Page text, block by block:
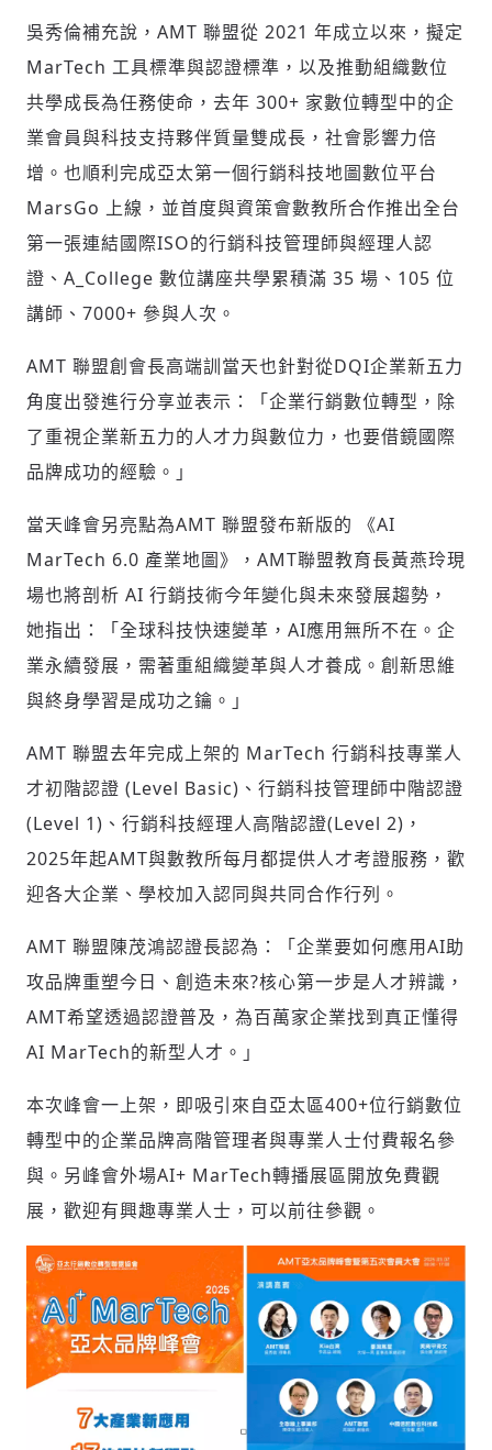
登入或註冊
歡迎您加入《旭時報》
掌握國際政經脈動
參與下一波全球科技革命
輸入 Email 驗證碼
請輸入發送到的驗證碼
(十分鐘內有效)
吳秀倫補充說，AMT 聯盟從 2021 年成立以來，擬定
MarTech 工具標準與認證標準，以及推動組織數位
共學成長為任務使命，去年 300+ 家數位轉型中的企
業會員與科技支持夥伴質量雙成長，社會影響力倍
增。也順利完成亞太第一個行銷科技地圖數位平台
MarsGo 上線，並首度與資策會數教所合作推出全台
第一張連結國際ISO的行銷科技管理師與經理人認
證、A_College 數位講座共學累積滿 35 場、105 位
講師、7000+ 參與人次。
AMT 聯盟創會長高端訓當天也針對從DQI企業新五力
角度出發進行分享並表示：「企業行銷數位轉型，除
了重視企業新五力的人才力與數位力，也要借鏡國際
品牌成功的經驗。」
當天峰會另亮點為AMT 聯盟發布新版的 《AI
MarTech 6.0 產業地圖》，AMT聯盟教育長黃燕玲現
場也將剖析 AI 行銷技術今年變化與未來發展趨勢，
她指出：「全球科技快速變革，AI應用無所不在。企
業永續發展，需著重組織變革與人才養成。創新思維
與終身學習是成功之鑰。」
AMT 聯盟去年完成上架的 MarTech 行銷科技專業人
才初階認證 (Level Basic)、行銷科技管理師中階認證
(Level 1)、行銷科技經理人高階認證(Level 2)，
2025年起AMT與數教所每月都提供人才考證服務，歡
迎各大企業、學校加入認同與共同合作行列。
AMT 聯盟陳茂鴻認證長認為：「企業要如何應用AI助
攻品牌重塑今日、創造未來?核心第一步是人才辨識，
AMT希望透過認證普及，為百萬家企業找到真正懂得
AI MarTech的新型人才。」
本次峰會一上架，即吸引來自亞太區400+位行銷數位
轉型中的企業品牌高階管理者與專業人士付費報名參
與。另峰會外場AI+ MarTech轉播展區開放免費觀
展，歡迎有興趣專業人士，可以前往參觀。